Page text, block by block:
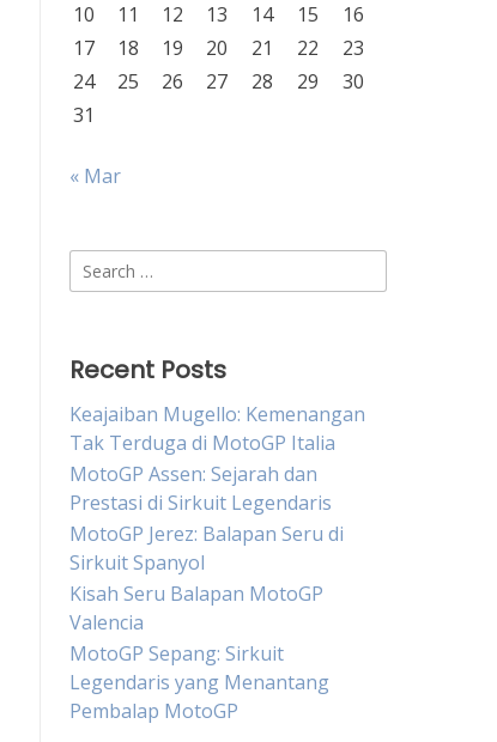
10
11 12 13 14 15
16
17
18 19 20 21 22
23
24
25 26 27 28 29
30
31
« Mar
Search
for:
Recent Posts
Keajaiban Mugello: Kemenangan
Tak Terduga di MotoGP Italia
MotoGP Assen: Sejarah dan
Prestasi di Sirkuit Legendaris
MotoGP Jerez: Balapan Seru di
Sirkuit Spanyol
Kisah Seru Balapan MotoGP
Valencia
MotoGP Sepang: Sirkuit
Legendaris yang Menantang
Pembalap MotoGP